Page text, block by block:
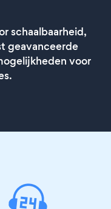
schaalbaarheid,
geavanceerde
voor